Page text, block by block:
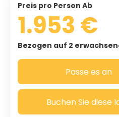
Preis pro Person Ab
1.953 €
Bezogen auf 2
Passe es an
Buchen Sie diese